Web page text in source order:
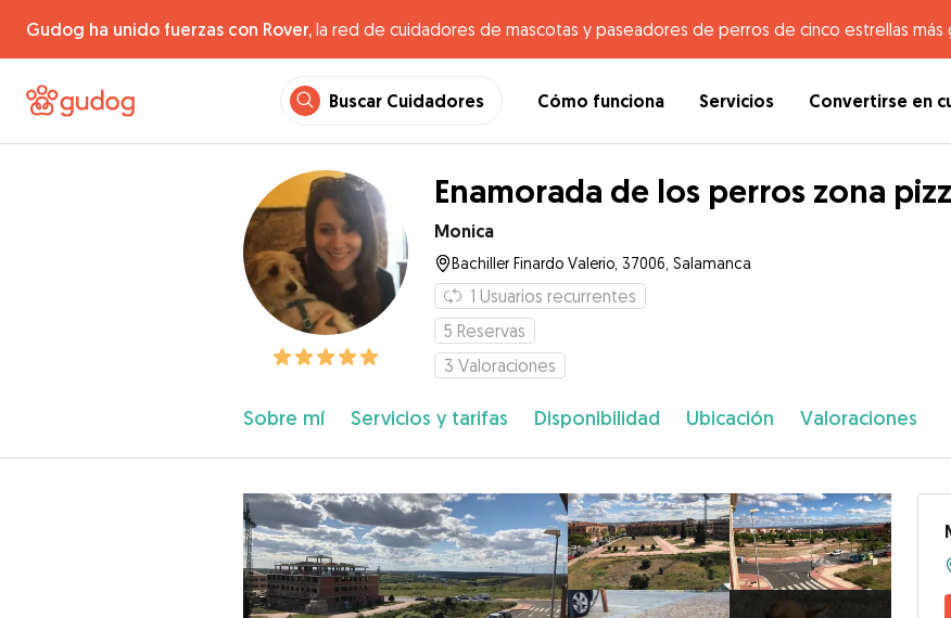
Gudog ha unido fuerzas con Rover, la red de cuidadores de mascotas y paseadores de perros de cinco estrellas
Buscar Cuidadores Cómo funciona Servicios Convertirse en
Enamorada de los perros zona
Monica
Bachiller Finardo Valerio, 37006, Salamanca
1 Usuarios recurrentes
5 Reservas
3 Valoraciones
Sobre mí Servicios y tarifas Disponibilidad Ubicación Valoraciones